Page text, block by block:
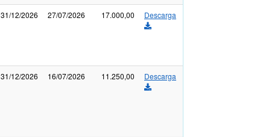
31/12/2026 27/07/2026 17.000,00 Descarga
31/12/2026 16/07/2026 11.250,00 Descarga